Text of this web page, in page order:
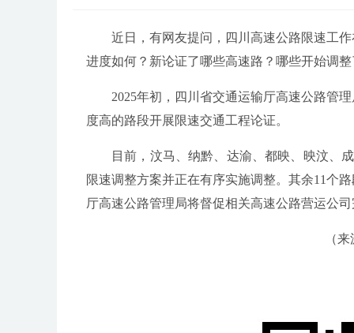
近日，有网友提问，四川高速公路限速工
进度如何？新论证了哪些高速路？哪些开始调
2025年初，四川省交通运输厅高速公路管
度高的路段开展限速交通工程论证。
目前，汶马、纳黔、达渝、都映、映汶、
限速调整方案并正在有序实施调整。其余11个
厅高速公路管理局将督促相关高速公路营运公
（